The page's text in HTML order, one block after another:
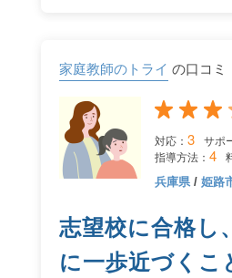
家庭教師のトライ の口コミ
対応： 3 サポ
指導方法： 4
兵庫県/ 姫路
志望校に合格し
に一歩近づくこ